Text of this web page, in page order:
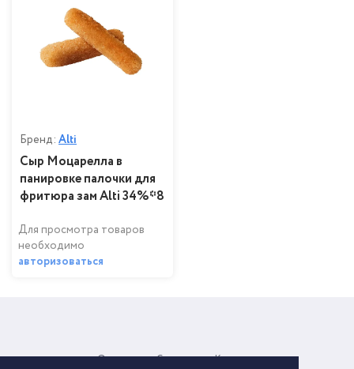
Бренд: Alti
Сыр Моцарелла в
панировке палочки для
фритюра зам Alti 34%*8
Для просмотра товаров
необходимо
авторизоваться
О компании Соглашение Контакты